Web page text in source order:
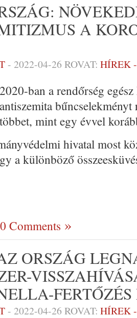
A
- 2022-04-26 ROVAT: HÍREK
2020-ban a rendőrség
antiszemita
többet, mint egy évvel
hivatal most
a különböző
0 Comments
ORSZÁG
- 2022-04-26 ROVAT: HÍREK